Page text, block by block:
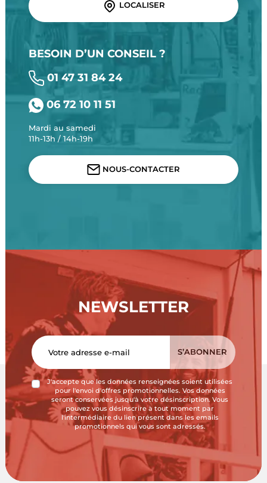
LOCALISER
BESOIN D’UN CONSEIL ?
01 47 31 84 24
06 72 10 11 51
Mardi au samedi
11h-13h / 14h-19h
NOUS-CONTACTER
NEWSLETTER
J'accepte que les données renseignées soient utilisées
pour l'envoi d'offres promotionnelles. Vos données
seront conservées jusqu'à votre désinscription. Vous
pouvez vous désinscrire à tout moment par
l'intermédiaire du lien présent dans les emails
promotionnels qui vous sont adressés.